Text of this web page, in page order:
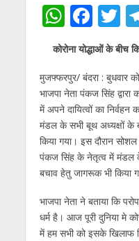
W
h
at
s
A
p
p
F
ac
e
b
o
o
k
T
w
कोरोना योद्धाओं के बीच
मुजफ्फरपुर/ बंदरा : बुधवार
भाजपा नेता पंकज सिंह
में अपने दायित्वों का निर्वहन
मंडल के सभी बूथ अध्यक्षों के
किया गया। इस दौरान
पंकज सिंह के नेतृत्व में मंडल के
बचाव हेतु जागरूक भी किया
भाजपा नेता ने बताया कि
धर्म है। आज पूरी दुनिया मे
में हम सभी को इसके खिलाफ